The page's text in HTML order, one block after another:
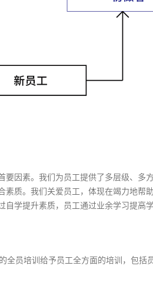
因素。我们为员工提供了多层级、多
质。我们关爱员工，体现在竭力地帮
学提升素质，员工通过业余学习提高
全员培训给予员工全方面的培训，包括